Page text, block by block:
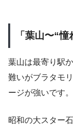
「葉山〜“
葉山は最寄り駅
難いがブラタモ
ージが強いです。
昭和の大スター